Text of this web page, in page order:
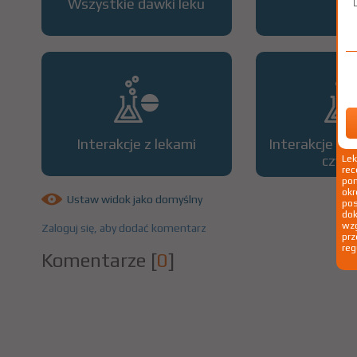
Wszystkie dawki leku
Interakcje z lekami
Interakcje z
Ustaw widok jako domyślny
Zaloguj się, aby dodać komentarz
Komentarze [0]